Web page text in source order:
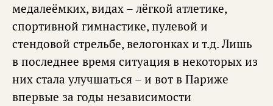
медалеёмких, видах – лёгкой атлетике,
спортивной гимнастике, пулевой и
стендовой стрельбе, велогонках и т.д. Лишь
в последнее время ситуация в некоторых из
них стала улучшаться – и вот в Париже
впервые за годы независимости